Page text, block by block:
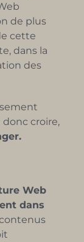
de plus
cette
dans la
des
croire,
Web
dans